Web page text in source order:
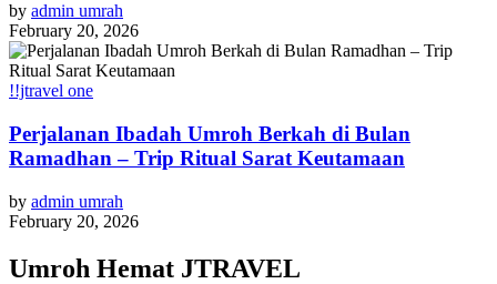
by admin umrah
February 20, 2026
!!jtravel one
Perjalanan Ibadah Umroh Berkah di Bulan
Ramadhan – Trip Ritual Sarat Keutamaan
by admin umrah
February 20, 2026
Umroh Hemat JTRAVEL